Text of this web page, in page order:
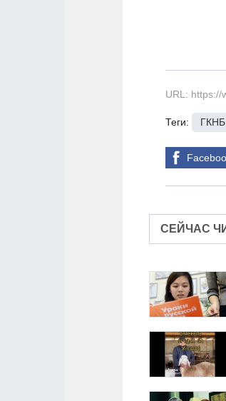
URL: https://
Теги: ГКНБ
СЕЙЧАС